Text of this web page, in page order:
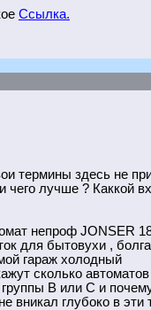
Ссылка.
термины здесь не
чего лучше ? Каккой
непроф JONSER
для бытовухи ,
гараж холодный
сколько
B или С и
вникал глубоко в